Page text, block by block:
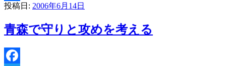
共
有
投稿日: 2006年6月14日
青森で守りと攻めを考える